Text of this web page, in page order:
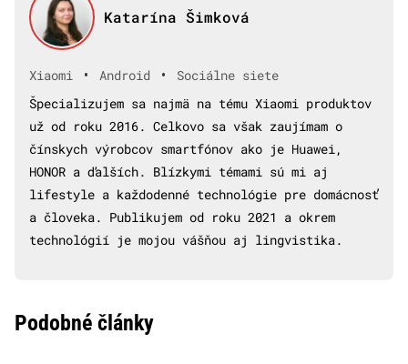
Katarína Šimková
Xiaomi • Android •
Sociálne siete
Špecializujem sa najmä na tému Xiaomi produktov
už od roku 2016. Celkovo sa však zaujímam o
čínskych výrobcov smartfónov ako je Huawei,
HONOR a ďalších. Blízkymi témami sú mi aj
lifestyle a každodenné technológie pre domácnosť
a človeka. Publikujem od roku 2021 a okrem
technológií je mojou vášňou aj lingvistika.
Podobné články